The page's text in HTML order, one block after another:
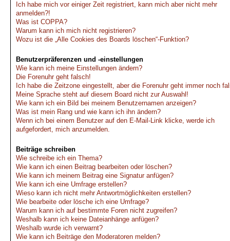
Ich habe mich vor einiger Zeit registriert, kann mich aber nicht mehr
anmelden?!
Was ist COPPA?
Warum kann ich mich nicht registrieren?
Wozu ist die „Alle Cookies des Boards löschen“-Funktion?
Benutzerpräferenzen und -einstellungen
Wie kann ich meine Einstellungen ändern?
Die Forenuhr geht falsch!
Ich habe die Zeitzone eingestellt, aber die Forenuhr geht immer noch
Meine Sprache steht auf diesem Board nicht zur Auswahl!
Wie kann ich ein Bild bei meinem Benutzernamen anzeigen?
Was ist mein Rang und wie kann ich ihn ändern?
Wenn ich bei einem Benutzer auf den E-Mail-Link klicke, werde ich
aufgefordert, mich anzumelden.
Beiträge schreiben
Wie schreibe ich ein Thema?
Wie kann ich einen Beitrag bearbeiten oder löschen?
Wie kann ich meinem Beitrag eine Signatur anfügen?
Wie kann ich eine Umfrage erstellen?
Wieso kann ich nicht mehr Antwortmöglichkeiten erstellen?
Wie bearbeite oder lösche ich eine Umfrage?
Warum kann ich auf bestimmte Foren nicht zugreifen?
Weshalb kann ich keine Dateianhänge anfügen?
Weshalb wurde ich verwarnt?
Wie kann ich Beiträge den Moderatoren melden?